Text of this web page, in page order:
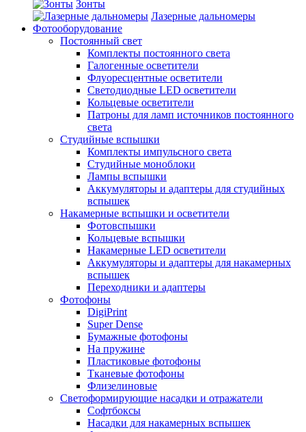
Зонты
Лазерные дальномеры
Фотооборудование
Постоянный свет
Комплекты постоянного света
Галогенные осветители
Флуоресцентные осветители
Светодиодные LED осветители
Кольцевые осветители
Патроны для ламп источников постоянного
света
Студийные вспышки
Комплекты импульсного света
Студийные моноблоки
Лампы вспышки
Аккумуляторы и адаптеры для студийных
вспышек
Накамерные вспышки и осветители
Фотовспышки
Кольцевые вспышки
Накамерные LED осветители
Аккумуляторы и адаптеры для накамерных
вспышек
Переходники и адаптеры
Фотофоны
DigiPrint
Super Dense
Бумажные фотофоны
На пружине
Пластиковые фотофоны
Тканевые фотофоны
Флизелиновые
Светоформирующие насадки и отражатели
Софтбоксы
Насадки для накамерных вспышек